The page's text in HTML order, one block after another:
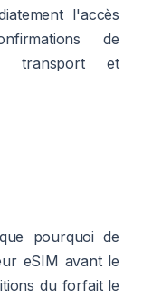
l'accès
de
transport et
pourquoi de
eSIM avant le
du forfait le